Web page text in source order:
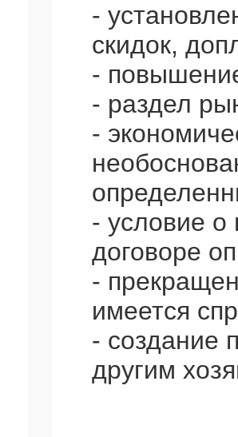
-
скидок,
-
- раздел
-
- условие о
договоре
-
имеется
- создание
другим